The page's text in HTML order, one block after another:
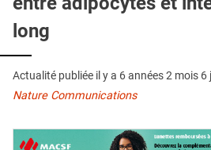
CRÉDITS
long
Actualité publiée il y a 6 années 2 mois 6
Nature Communications